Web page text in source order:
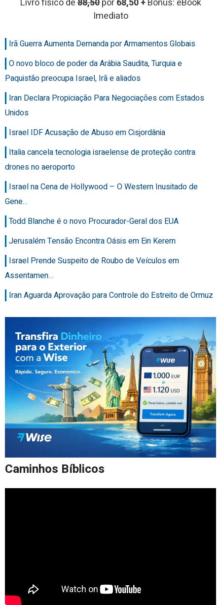
Imediato
Irã Guerra Aumenta Demanda por Armamentos Globais
O novo bloco de poder da Arábia Saudita, Turquia e
Paquistão preocupa Israel, Irã e aliados
Iran Declara Propiciação Para Negociações com Estados
Unidos
Israel IDF Acusação de Abuso em Cisjordânia
Italia cancela tecnologia israelense de proteção contra
drones no aeroporto
Israel na Cena de Hollywood – O Western Inusitado de
Gene…
Todd Blanche é o novo Procurador-Geral dos EUA
Jerusalém Tensão Encontra Oásis em Ein Kerem
Israel Prende Suspeito de Roubo de Veículos em
Assentamen…
Iran Aguarda Aprovação para Controle do Estreito de Ormuz
Caminhos Bíblicos